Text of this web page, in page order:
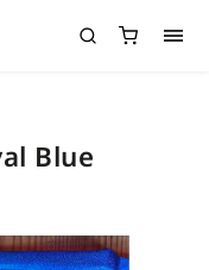
Blue